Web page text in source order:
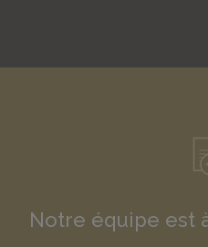
Notre équipe est